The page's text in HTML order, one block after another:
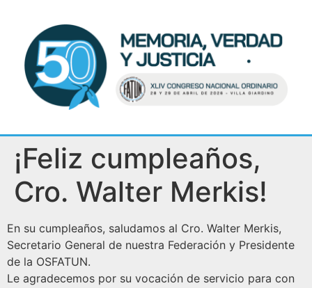
¡Feliz cumpleaños,
Cro. Walter Merkis!
En su cumpleaños, saludamos al Cro. Walter Merkis,
Secretario General de nuestra Federación y Presidente
de la OSFATUN.
Le agradecemos por su vocación de servicio para con